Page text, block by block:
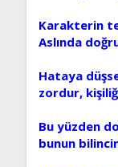
Karakterin
Aslında
Hataya
zordur,
Bu yüzden
bunun